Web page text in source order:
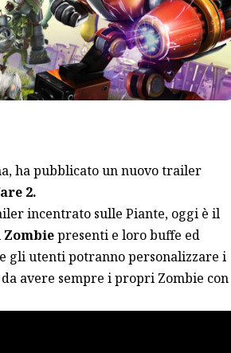
ha pubblicato un nuovo trailer
2.
incentrato sulle Piante, oggi è il
Zombiepresenti e loro buffe ed
utenti potranno personalizzare i
avere sempre i propri Zombie con